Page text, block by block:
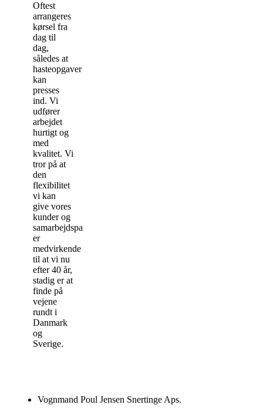
Oftest
arrangeres
kørsel fra
dag til
dag,
således at
hasteopgaver
kan
presses
ind. Vi
udfører
arbejdet
hurtigt og
med
kvalitet. Vi
tror på at
den
flexibilitet
vi kan
give vores
kunder og
samarbejdspartnere,
er
medvirkende
til at vi nu
efter 40 år,
stadig er at
finde på
vejene
rundt i
Danmark
og
Sverige.
Vognmand Poul Jensen Snertinge Aps.